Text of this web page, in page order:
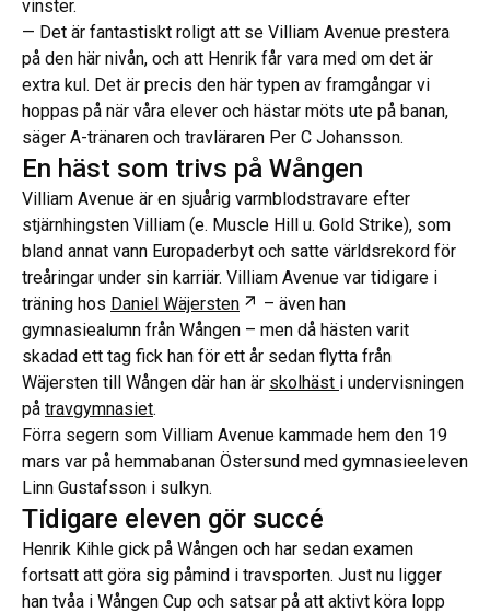
vinster.
— Det är fantastiskt roligt att se Villiam Avenue prestera
på den här nivån, och att Henrik får vara med om det är
extra kul. Det är precis den här typen av framgångar vi
hoppas på när våra elever och hästar möts ute på banan,
säger A-tränaren och travläraren Per C Johansson.
En häst som trivs på Wången
Villiam Avenue är en sjuårig varmblodstravare efter
stjärnhingsten Villiam (e. Muscle Hill u. Gold Strike), som
bland annat vann Europaderbyt och satte världsrekord för
treåringar under sin karriär. Villiam Avenue var tidigare i
träning hos Daniel Wäjersten Öppnas i ny flik
– även han
gymnasiealumn från Wången – men då hästen varit
skadad ett tag fick han för ett år sedan flytta från
Wäjersten till Wången där han är skolhäst i undervisningen
på travgymnasiet.
Förra segern som Villiam Avenue kammade hem den 19
mars var på hemmabanan Östersund med gymnasieeleven
Linn Gustafsson i sulkyn.
Tidigare eleven gör succé
Henrik Kihle gick på Wången och har sedan examen
fortsatt att göra sig påmind i travsporten. Just nu ligger
han tvåa i Wången Cup och satsar på att aktivt köra lopp